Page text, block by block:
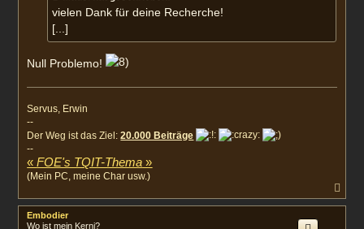
vielen Dank für deine Recherche!
[...]
Null Problemo!
Servus, Erwin
--
Der Weg ist das Ziel:20.000 Beiträge
--
«FOE's TQIT-Thema »
(Mein PC, meine Char usw.)
a
Embodier
Wo ist mein Kerni?